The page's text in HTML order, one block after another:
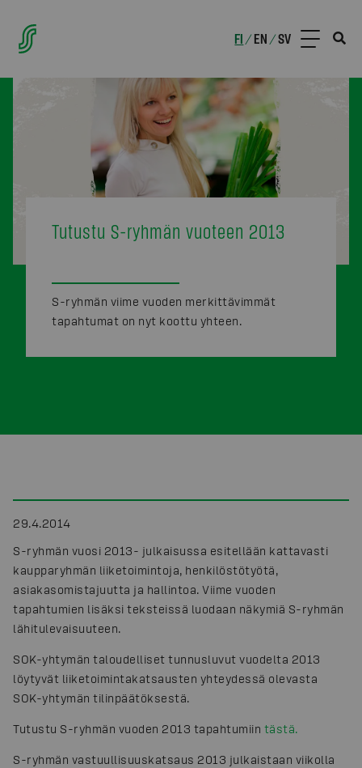
FI /EN /SV
Tutustu S-ryhmän vuoteen 2013
S-ryhmän viime vuoden merkittävimmät
tapahtumat on nyt koottu yhteen.
29.4.2014
S-ryhmän vuosi 2013- julkaisussa esitellään kattavasti
kaupparyhmän liiketoimintoja, henkilöstötyötä,
asiakasomistajuutta ja hallintoa. Viime vuoden
tapahtumien lisäksi teksteissä luodaan näkymiä S-ryhmän
lähitulevaisuuteen.
SOK-yhtymän taloudelliset tunnusluvut vuodelta 2013
löytyvät liiketoimintakatsausten yhteydessä olevasta
SOK-yhtymän tilinpäätöksestä.
Tutustu S-ryhmän vuoden 2013 tapahtumiin tästä.
S-ryhmän vastuullisuuskatsaus 2013 julkaistaan viikolla